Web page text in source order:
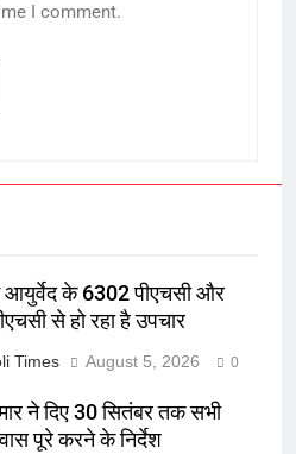
I comment.
के 6302 पीएचसी और
से हो रहा है उपचार
Times August 5, 2026 0
ने दिए 30 सितंबर तक सभी
पूरे करने के निर्देश